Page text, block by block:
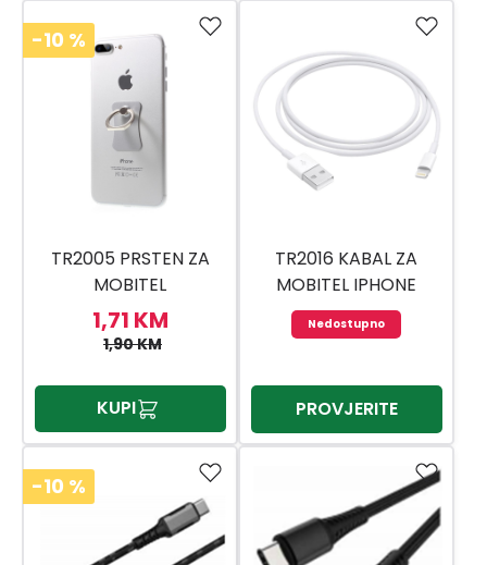
-10 %
TR2005 PRSTEN ZA
MOBITEL
1,71 KM
1,90 KM
KUPI
TR2016 KABAL ZA
MOBITEL IPHONE
Nedostupno
PROVJERITE
-10 %